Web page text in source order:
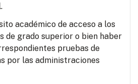
académico de acceso a los
de grado superior o bien haber
pruebas de
por las administraciones